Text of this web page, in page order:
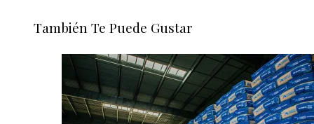
También Te Puede Gustar